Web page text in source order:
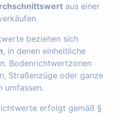
aus einer
beziehen sich
, in denen einheitliche
Bodenrichtwertzonen
Straßenzüge oder ganze
umfassen.
erfolgt gemäß §